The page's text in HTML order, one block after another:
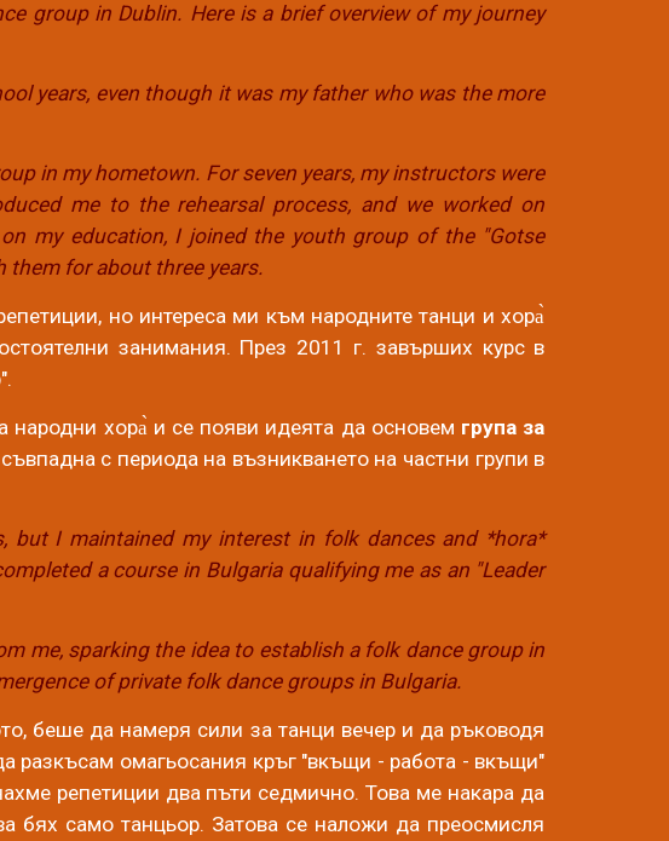
group in Dublin. Here is a brief overview of my journey
years, even though it was my father who was the more
in my hometown. For seven years, my instructors were
me to the rehearsal process, and we worked on
my education, I joined the youth group of the "Gotse
them for about three years.
но интереса ми към народните танци и хора̀
занимания. През 2011 г. завърших курс в
народни хора̀ и се появи идеята да основем група за
с периода на възникването на частни групи в
but I maintained my interest in folk dances and *hora*
a course in Bulgaria qualifying me as an "Leader
me, sparking the idea to establish a folk dance group in
of private folk dance groups in Bulgaria.
беше да намеря сили за танци вечер и да ръководя
разкъсам омагьосания кръг "вкъщи - работа - вкъщи"
репетиции два пъти седмично. Това ме накара да
бях само танцьор. Затова се наложи да преосмисля